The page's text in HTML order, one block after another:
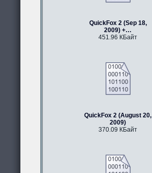
QuickFox 2 (Sep 18,
2009) +…
451.96 КБайт
QuickFox 2 (August 20,
2009)
370.09 КБайт